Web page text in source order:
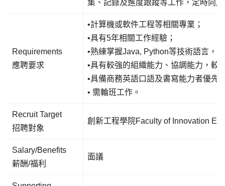
集、記錄及進度跟蹤等工作，定時向
Requirements
應聘要求
•計算機或軟件工程等相關專業；
•具有5年相關工作經驗；
•熟練掌握Java, Python等技術語言，
•具有較強的組織能力、協調能力，較
•具備商務英語口語及書寫能力者優先
• 需輪班工作。
Recruit Target
招聘對象
創新工程學院Faculty of Innovation
Salary/Benefits
薪酬/福利
面議